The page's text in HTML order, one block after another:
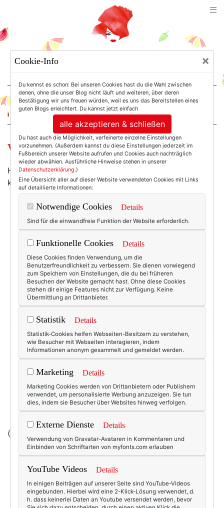
For Women. Not Girls.
Wochenend-Wow: Sommertraum!
Hach. Zwar ziemlich unbezahlbar - aber träumen
kostet ja nix! :-)
(Foto/Kaufen:
4505
6
Beauty & Fashion
07.07.2013
Cookie-Info ×
Du kennst es schon: Bei unseren Cookies hast du die Wahl zwischen
denen, ohne die unser Blog nicht läuft und weiteren, über deren
Bestätigung wir uns freuen würden, weil es uns das Bereitstellen eines
guten Blogs erleichtert. Du kannst jetzt einfach
alle akzeptieren & schließen
Du hast auch die Möglichkeit, verfeinerte einzelne Einstellungen
vorzunehmen. (Außerdem kannst du diese Einstellungen jederzeit im
Fußbereich unserer Website aufrufen und Cookies auch nachträglich
wieder abwählen. Ausführliche Hinweise stehen in unserer
Datenschutzerklärung.)
Eine Übersicht aller auf dieser Website verwendeten Cookies mit Links
auf detaillierte Informationen:
Notwendige Cookies Details
Sind für die einwandfreie Funktion der Website erforderlich.
Funktionelle Cookies Details
Diese Cookies finden Verwendung, um die
Benutzerfreundlichkeit zu verbessern. Sie dienen vorwiegend
zum Speichern von Einstellungen, die du bei früheren
Besuchen der Website gemacht hast. Ohne diese Cookies
stehen dir einige Features nicht zur Verfügung. Keine
Übermittlung an Drittanbieter.
Statistik Details
Statistik-Cookies helfen Webseiten-Besitzern zu verstehen,
wie Besucher mit Webseiten interagieren, indem
Informationen anonym gesammelt und gemeldet werden.
Marketing Details
Marketing Cookies werden von Drittanbietern oder Publishern
verwendet, um personalisierte Werbung anzuzeigen. Sie tun
dies, indem sie Besucher über Websites hinweg verfolgen.
Externe Dienste Details
Verwendung von Gravatar-Avataren in Kommentaren und
Einbinden von Schriftarten von myfonts.com erlauben
YouTube Videos Details
In einigen Beiträgen auf unserer Seite sind YouTube-Videos
eingebunden. Hierbei wird eine 2-Klick-Lösung verwendet, d.
h. dass keinerlei Daten an Youtube versendet werden, bevor